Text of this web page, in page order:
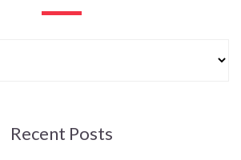
Recent Posts